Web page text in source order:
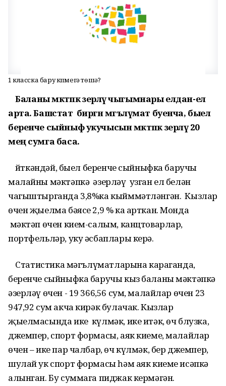
1 класска бару күпмегә төшә?
Баланы мәктәпкә әзерләү чыгымнары елдан-ел
арта. Башстат биргән мәгълүмат буенча, быел
беренче сыйныф укучысын мәктәпкә әзерләү 20
мең сумга баса.
Әйткәндәй, быел беренче сыйныфка баручы
малайны мәктәпкә әзерләү узган ел белән
чагыштырганда 3,8%ка кыйммәтләнгән. Кызлар
өчен җыелма бәясе 2,9 % ка арткан. Монда
мәктәп өчен кием-салым, канцтоварлар,
портфельләр, уку әсбаплары керә.
Статистика мәгълүматларына караганда,
беренче сыйныфка баручы кыз баланы мәктәпкә
әзерләү өчен - 19 366,56 сум, малайлар өчен 23
947,92 сум акча кирәк булачак. Кызлар
җыелмасында ике күлмәк, ике итәк, өч блузка,
джемпер, спорт формасы, аяк киеме, малайлар
өчен – ике пар чалбар, өч күлмәк, бер джемпер,
шулай ук спорт формасы һәм аяк киеме исәпкә
алынган. Бу суммага пиджак кермәгән.